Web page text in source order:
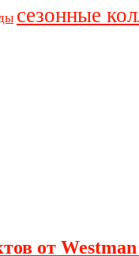
сезонные
от